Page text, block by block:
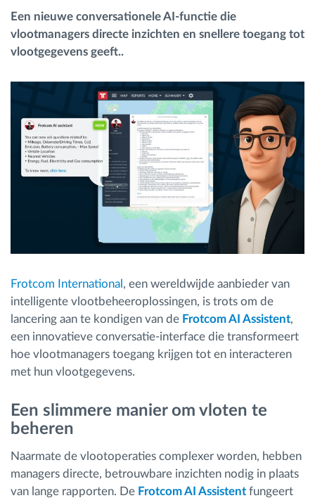
Routeplanning en -monitoring
Ontdek alle functies
Hoe we de noden van elke vlootactiviteit
Besparingscalculator
Een nieuwe conversationele AI-functie die
vlootmanagers directe inzichten en snellere toegang tot
vlootgegevens geeft..
Frotcom International , een wereldwijde aanbieder van
intelligente vlootbeheeroplossingen, is trots om de
lancering aan te kondigen van de Frotcom AI Assistent,
een innovatieve conversatie-interface die transformeert
hoe vlootmanagers toegang krijgen tot en interacteren
met hun vlootgegevens.
Een slimmere manier om vloten te
beheren
Naarmate de vlootoperaties complexer worden, hebben
managers directe, betrouwbare inzichten nodig in plaats
van lange rapporten. De Frotcom AI Assistent fungeert